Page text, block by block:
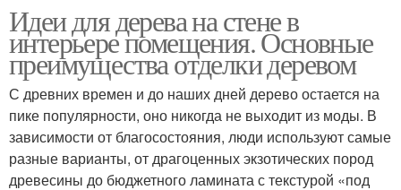
Идеи для дерева на стене в
интерьере помещения. Основные
преимущества отделки деревом
С древних времен и до наших дней дерево остается на
пике популярности, оно никогда не выходит из моды. В
зависимости от благосостояния, люди используют самые
разные варианты, от драгоценных экзотических пород
древесины до бюджетного ламината с текстурой «под